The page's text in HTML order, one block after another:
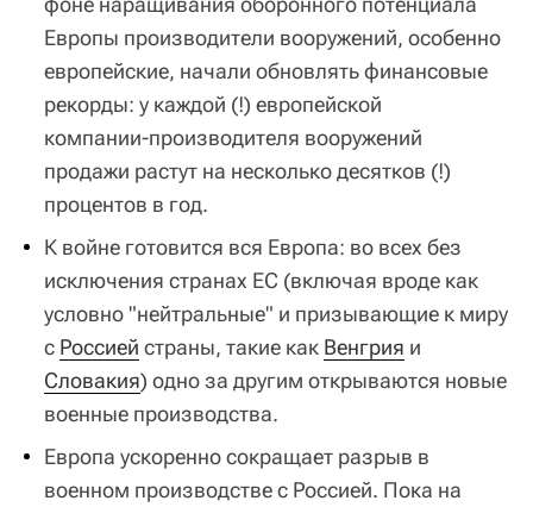
Европы производители вооружений, особенно
европейские, начали обновлять финансовые
рекорды: у каждой (!) европейской
компании‑производителя вооружений
продажи растут на несколько десятков (!)
процентов в год.
К войне готовится вся Европа: во всех без
исключения странах ЕС (включая вроде как
условно "нейтральные" и призывающие к миру
с Россией страны, такие как Венгрия и
Словакия) одно за другим открываются новые
военные производства.
Европа ускоренно сокращает разрыв в
военном производстве с Россией. Пока на